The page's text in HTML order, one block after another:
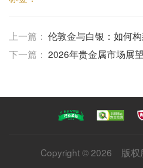
上一篇： 伦敦金与白银：如何
下一篇： ​2026年贵金属市场展
Copyright © 2026 版权